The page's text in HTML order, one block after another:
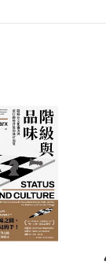
例外情事適用準則
電子書，屬非
「我的訂單」中
退款事宜。
單支商品取消/退
入帳號
Login
Step2.登入帳